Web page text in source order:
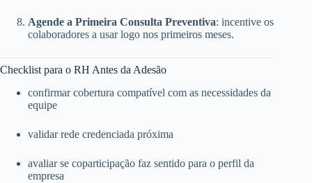
Agende a Primeira Consulta Preventiva: incentive os
colaboradores a usar logo nos primeiros meses.
Checklist para o RH Antes da Adesão
confirmar cobertura compatível com as necessidades da
equipe
validar rede credenciada próxima
avaliar se coparticipação faz sentido para o perfil da
empresa